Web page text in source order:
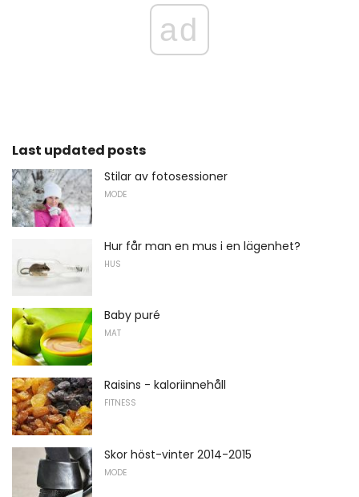
ad
Last updated posts
Stilar av fotosessioner
MODE
Hur får man en mus i en lägenhet?
HUS
Baby puré
MAT
Raisins - kaloriinnehåll
FITNESS
Skor höst-vinter 2014-2015
MODE